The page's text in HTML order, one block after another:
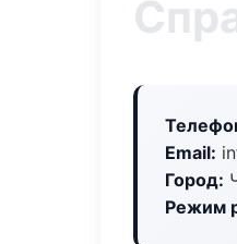
Email:
Город:
Режим